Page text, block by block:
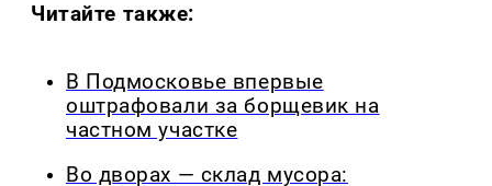
Читайте также:
В Подмосковье впервые
оштрафовали за борщевик на
частном участке
Во дворах — склад мусора: